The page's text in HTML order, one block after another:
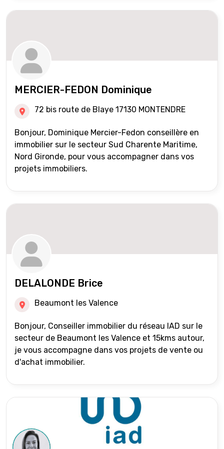
MERCIER-FEDON Dominique
72 bis route de Blaye 17130 MONTENDRE
Bonjour, Dominique Mercier-Fedon conseillère en
immobilier sur le secteur Sud Charente Maritime,
Nord Gironde, pour vous accompagner dans vos
projets immobiliers.
DELALONDE Brice
Beaumont les Valence
Bonjour, Conseiller immobilier du réseau IAD sur le
secteur de Beaumont les Valence et 15kms autour,
je vous accompagne dans vos projets de vente ou
d'achat immobilier.